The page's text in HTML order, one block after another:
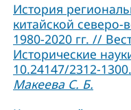
История
китайской
1980-2020 гг. //
Исторические
10.24147/2312-
Макеева С. Б.